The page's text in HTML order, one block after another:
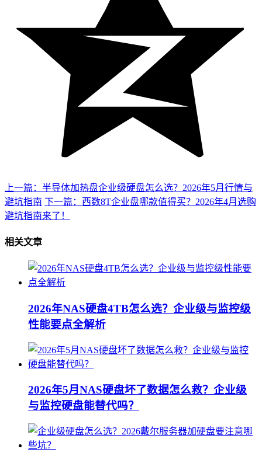
上一篇：半导体加热盘企业级硬盘怎么选？2026年5月行情与
避坑指南 下一篇：西数8T企业盘哪款值得买？2026年4月选购
避坑指南来了！
相关文章
2026年NAS硬盘4TB怎么选？企业级与监控级
性能要点全解析
2026年5月NAS硬盘坏了数据怎么救？企业级
与监控硬盘能替代吗？